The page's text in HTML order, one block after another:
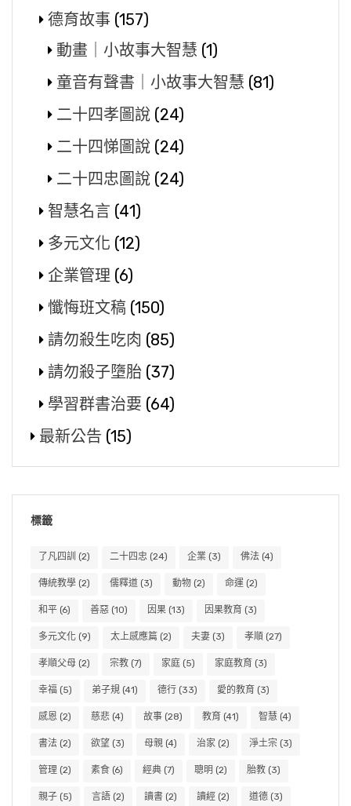
德育故事 (157)
動畫｜小故事大智慧 (1)
童音有聲書｜小故事大智慧 (81)
二十四孝圖說 (24)
二十四悌圖說 (24)
二十四忠圖說 (24)
智慧名言 (41)
多元文化 (12)
企業管理 (6)
懺悔班文稿 (150)
請勿殺生吃肉 (85)
請勿殺子墮胎 (37)
學習群書治要 (64)
最新公告 (15)
標籤
了凡四訓 (2) 二十四忠 (24) 企業 (3) 佛法 (4)
傳統教學 (2) 儒釋道 (3) 動物 (2) 命運 (2)
和平 (6) 善惡 (10) 因果 (13) 因果教育 (3)
多元文化 (9) 太上感應篇 (2) 夫妻 (3) 孝順 (27)
孝順父母 (2) 宗教 (7) 家庭 (5) 家庭教育 (3)
幸福 (5) 弟子規 (41) 德行 (33) 愛的教育 (3)
感恩 (2) 慈悲 (4) 故事 (28) 教育 (41) 智慧 (4)
書法 (2) 欲望 (3) 母親 (4) 治家 (2) 淨土宗 (3)
管理 (2) 素食 (6) 經典 (7) 聰明 (2) 胎教 (3)
親子 (5) 言語 (2) 讀書 (2) 讀經 (2) 道德 (3)